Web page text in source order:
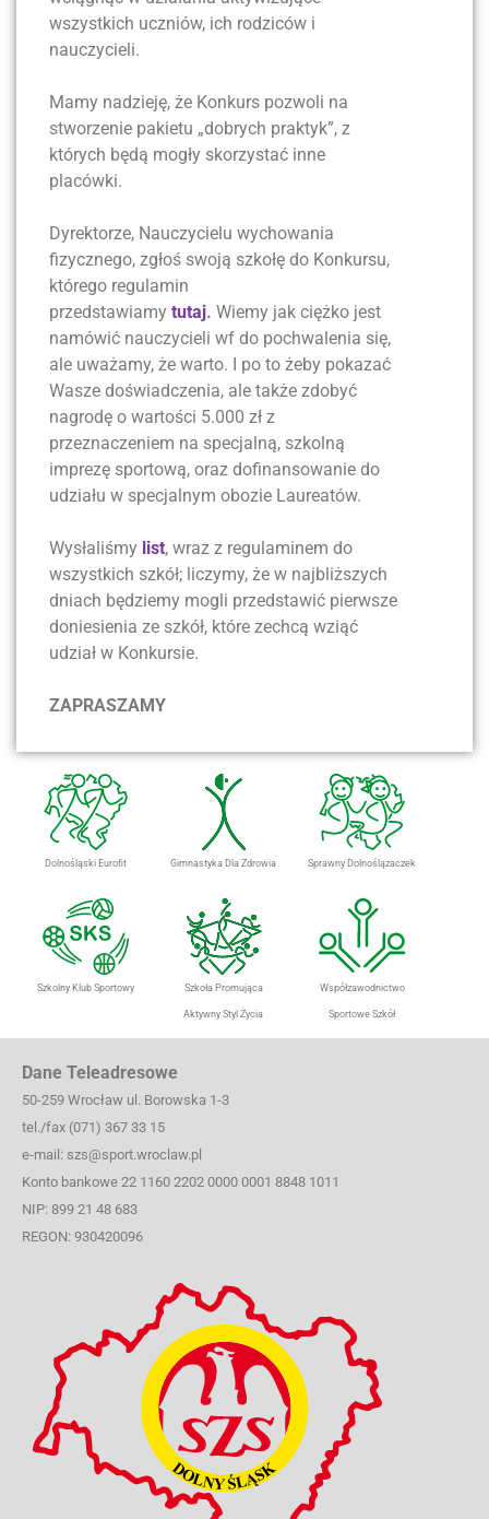
wszystkich uczniów, ich rodziców i
nauczycieli.
Mamy nadzieję, że Konkurs pozwoli na
stworzenie pakietu „dobrych praktyk”, z
których będą mogły skorzystać inne
placówki.
Dyrektorze, Nauczycielu wychowania
fizycznego, zgłoś swoją szkołę do Konkursu,
którego regulamin
przedstawiamy tutaj. Wiemy jak ciężko jest
namówić nauczycieli wf do pochwalenia się,
ale uważamy, że warto. I po to żeby pokazać
Wasze doświadczenia, ale także zdobyć
nagrodę o wartości 5.000 zł z
przeznaczeniem na specjalną, szkolną
imprezę sportową, oraz dofinansowanie do
udziału w specjalnym obozie Laureatów.
Wysłaliśmy list, wraz z regulaminem do
wszystkich szkół; liczymy, że w najbliższych
dniach będziemy mogli przedstawić pierwsze
doniesienia ze szkół, które zechcą wziąć
udział w Konkursie.
ZAPRASZAMY
Dolnośląski Eurofit Gimnastyka Dla Zdrowia Sprawny Dolnoślązaczek
Szkolny Klub Sportowy Szkoła Promująca
Aktywny Styl Życia
Współzawodnictwo
Sportowe Szkół
Dane Teleadresowe
50-259 Wrocław ul. Borowska 1-3
tel./fax (071) 367 33 15
e-mail: szs@sport.wroclaw.pl
Konto bankowe 22 1160 2202 0000 0001 8848 1011
NIP: 899 21 48 683
REGON: 930420096